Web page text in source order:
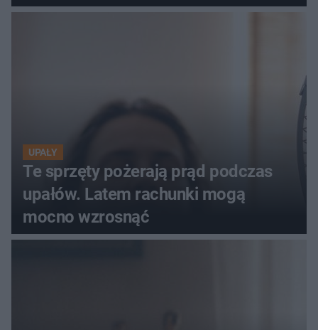
szczyt Gór Świętokrzyskich
UPAŁY
Te sprzęty pożerają prąd podczas
upałów. Latem rachunki mogą
mocno wzrosnąć